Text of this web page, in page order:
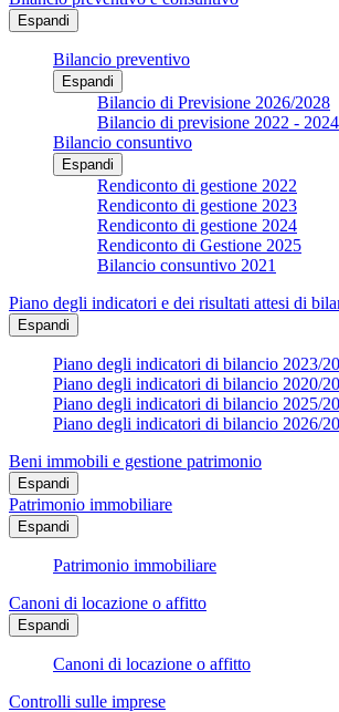
Espandi
Bilancio preventivo
Espandi
Bilancio di Previsione 2026/2028
Bilancio di previsione 2022 - 2024
Bilancio consuntivo
Espandi
Rendiconto di gestione 2022
Rendiconto di gestione 2023
Rendiconto di gestione 2024
Rendiconto di Gestione 2025
Bilancio consuntivo 2021
Piano degli indicatori e dei risultati attesi di
Espandi
Piano degli indicatori di bilancio 2023/
Piano degli indicatori di bilancio 2020/
Piano degli indicatori di bilancio 2025/
Piano degli indicatori di bilancio 2026/
Beni immobili e gestione patrimonio
Espandi
Patrimonio immobiliare
Espandi
Patrimonio immobiliare
Canoni di locazione o affitto
Espandi
Canoni di locazione o affitto
Controlli sulle imprese